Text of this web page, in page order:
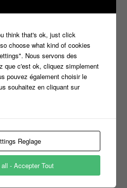
sa place
des émissions TV
peur du noir.
coûte cher, mais pourquoi ?
think that's ok, just click
choose what kind of cookies
Nous servons des
que c'est ok, cliquez simplement
pouvez également choisir le
souhaitez en cliquant sur
Reglage
- Accepter Tout